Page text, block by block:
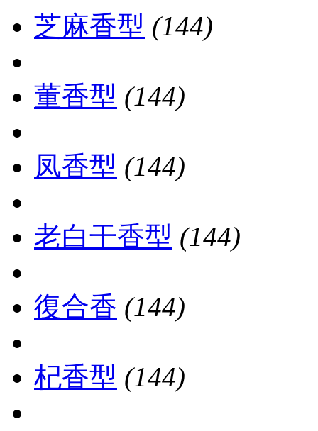
芝麻香型 (144)
董香型 (144)
凤香型 (144)
老白干香型 (144)
復合香 (144)
杞香型 (144)